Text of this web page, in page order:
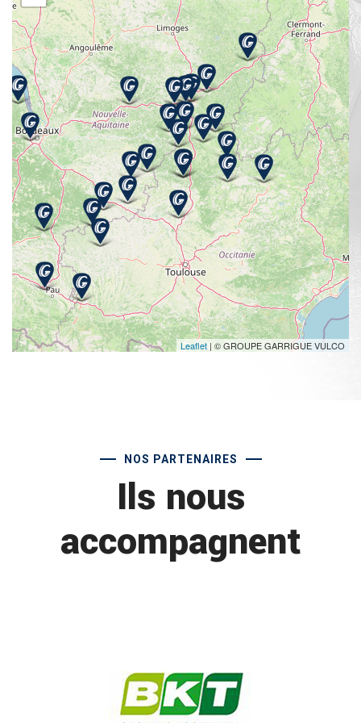
Leaflet | © GROUPE GARRIGUE VULCO
NOS PARTENAIRES
Ils nous
accompagnent